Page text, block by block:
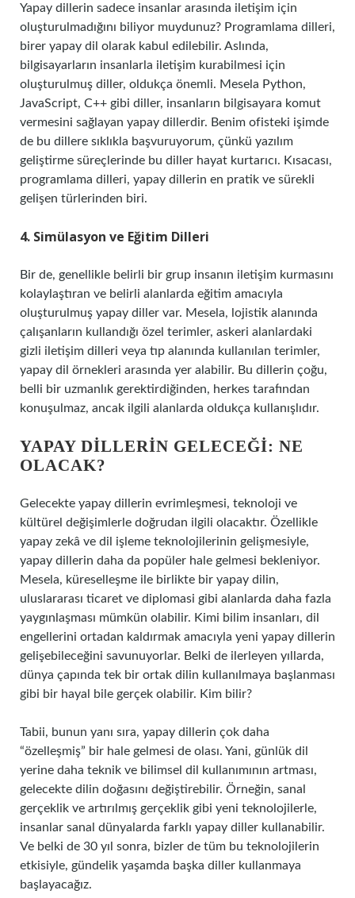
Yapay dillerin sadece insanlar arasında iletişim için
oluşturulmadığını biliyor muydunuz? Programlama dilleri,
birer yapay dil olarak kabul edilebilir. Aslında,
bilgisayarların insanlarla iletişim kurabilmesi için
oluşturulmuş diller, oldukça önemli. Mesela Python,
JavaScript, C++ gibi diller, insanların bilgisayara komut
vermesini sağlayan yapay dillerdir. Benim ofisteki işimde
de bu dillere sıklıkla başvuruyorum, çünkü yazılım
geliştirme süreçlerinde bu diller hayat kurtarıcı. Kısacası,
programlama dilleri, yapay dillerin en pratik ve sürekli
gelişen türlerinden biri.
4. Simülasyon ve Eğitim Dilleri
Bir de, genellikle belirli bir grup insanın iletişim kurmasını
kolaylaştıran ve belirli alanlarda eğitim amacıyla
oluşturulmuş yapay diller var. Mesela, lojistik alanında
çalışanların kullandığı özel terimler, askeri alanlardaki
gizli iletişim dilleri veya tıp alanında kullanılan terimler,
yapay dil örnekleri arasında yer alabilir. Bu dillerin çoğu,
belli bir uzmanlık gerektirdiğinden, herkes tarafından
konuşulmaz, ancak ilgili alanlarda oldukça kullanışlıdır.
YAPAY DILLERIN GELECEĞI: NE
OLACAK?
Gelecekte yapay dillerin evrimleşmesi, teknoloji ve
kültürel değişimlerle doğrudan ilgili olacaktır. Özellikle
yapay zekâ ve dil işleme teknolojilerinin gelişmesiyle,
yapay dillerin daha da popüler hale gelmesi bekleniyor.
Mesela, küreselleşme ile birlikte bir yapay dilin,
uluslararası ticaret ve diplomasi gibi alanlarda daha fazla
yaygınlaşması mümkün olabilir. Kimi bilim insanları, dil
engellerini ortadan kaldırmak amacıyla yeni yapay dillerin
gelişebileceğini savunuyorlar. Belki de ilerleyen yıllarda,
dünya çapında tek bir ortak dilin kullanılmaya başlanması
gibi bir hayal bile gerçek olabilir. Kim bilir?
Tabii, bunun yanı sıra, yapay dillerin çok daha
“özelleşmiş” bir hale gelmesi de olası. Yani, günlük dil
yerine daha teknik ve bilimsel dil kullanımının artması,
gelecekte dilin doğasını değiştirebilir. Örneğin, sanal
gerçeklik ve artırılmış gerçeklik gibi yeni teknolojilerle,
insanlar sanal dünyalarda farklı yapay diller kullanabilir.
Ve belki de 30 yıl sonra, bizler de tüm bu teknolojilerin
etkisiyle, gündelik yaşamda başka diller kullanmaya
başlayacağız.